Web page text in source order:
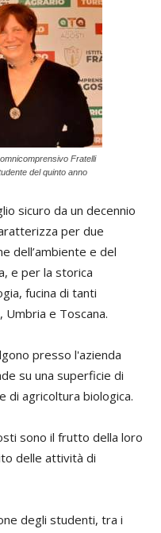
Fratelli
del quinto anno
sicuro da un decennio
per due
dell’ambiente e del
e per la storica
fucina di tanti
e Toscana.
presso l'azienda
su una superficie di
di agricoltura biologica.
sono il frutto della loro
delle attività di
degli studenti, tra i